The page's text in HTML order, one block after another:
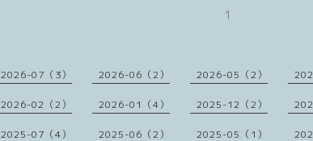
1
2026-07（3） 2026-06（2） 2026-05（2）
2026-02（2） 2026-01（4） 2025-12（2）
2025-07（4） 2025-06（2） 2025-05（1）